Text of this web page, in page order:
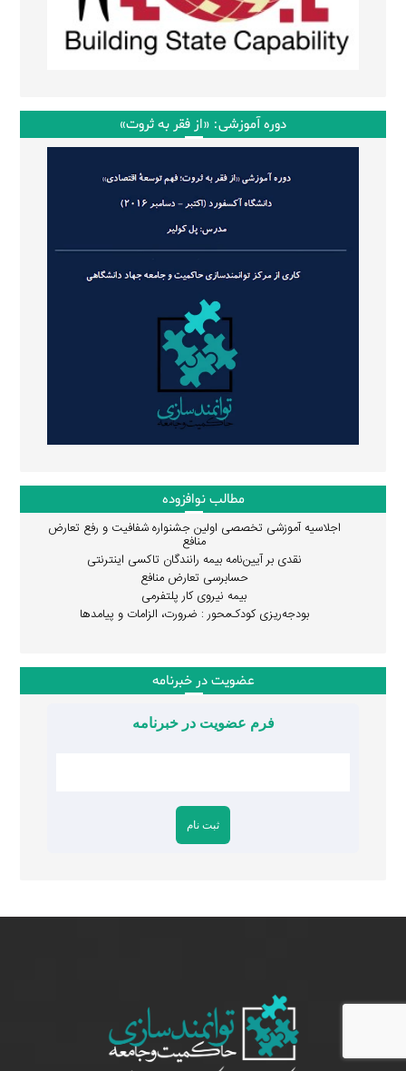
دوره آموزشی: «از فقر به ثروت»
مطالب نوافزوده
اجلاسیه آموزشی تخصصی اولین جشنواره شفافیت و رفع تعارض
منافع
نقدی بر آیین‌نامه بیمه رانندگان تاکسی اینترنتی
حسابرسی تعارض منافع
بیمه نیروی کار پلتفرمی
بودجه‌ریزی کودک‌محور : ضرورت، الزامات و پیامدها
عضویت در خبرنامه
فرم عضویت در خبرنامه